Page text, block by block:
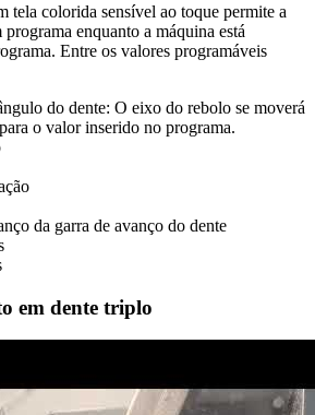
tela colorida sensível ao toque permite a
enquanto a máquina está
Entre os valores programáveis
do dente: O eixo do rebolo se moverá
o valor inserido no programa.
da garra de avanço do dente
em dente triplo